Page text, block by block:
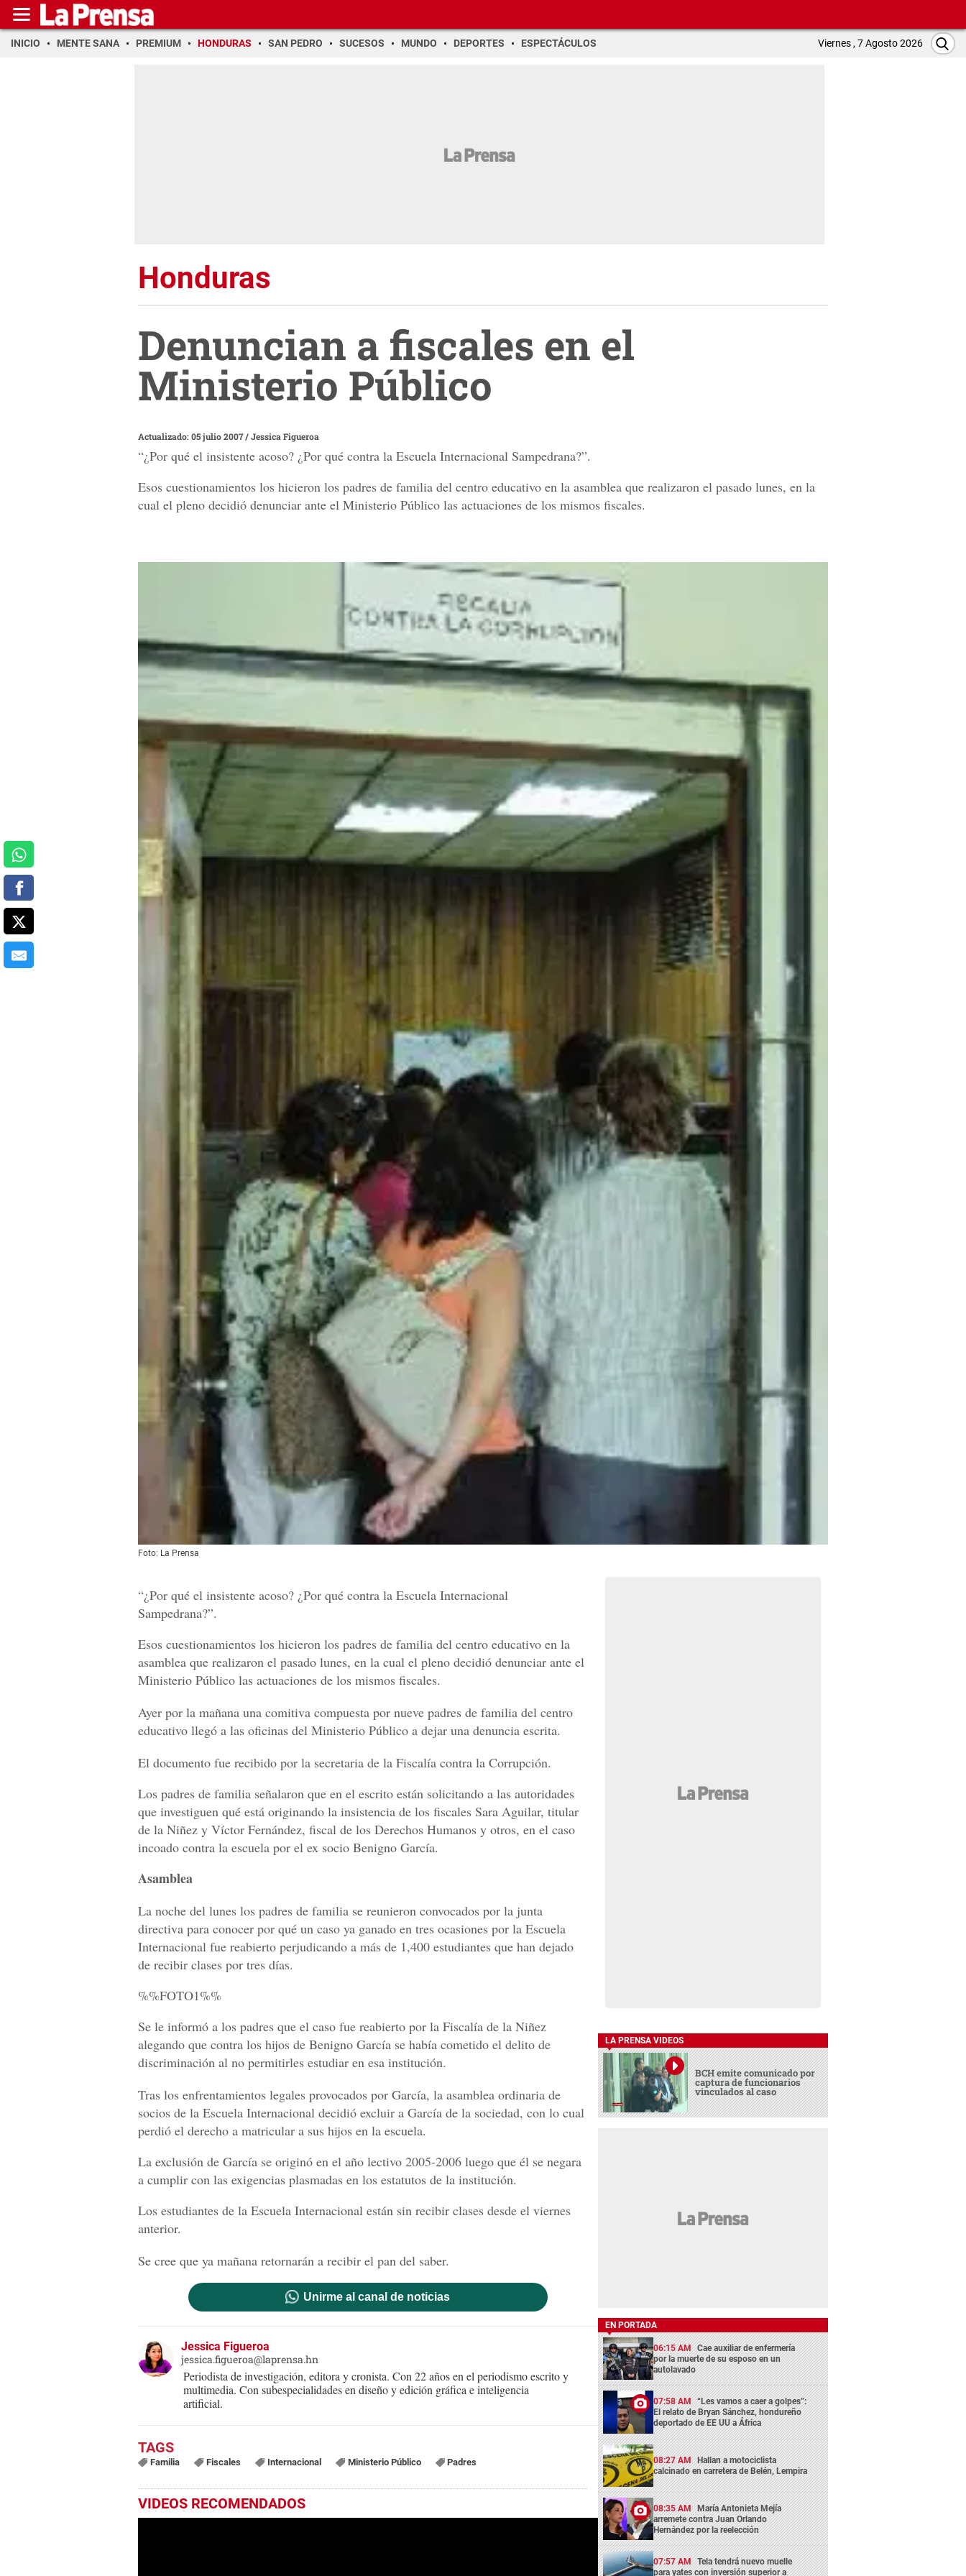
INICIO MENTE SANA PREMIUM HONDURAS SAN PEDRO SUCESOS MUNDO DEPORTES ESPECTÁCULOS Viernes , 7 Agosto 2026
Honduras
Denuncian a fiscales en el
Ministerio Público
Actualizado: 05 julio 2007/Jessica Figueroa
“¿Por qué el insistente acoso? ¿Por qué contra la Escuela Internacional Sampedrana?”.
Esos cuestionamientos los hicieron los padres de familia del centro educativo en la asamblea que realizaron el pasado lunes, en la
cual el pleno decidió denunciar ante el Ministerio Público las actuaciones de los mismos fiscales.
Foto: La Prensa
“¿Por qué el insistente acoso? ¿Por qué contra la Escuela Internacional
Sampedrana?”.
Esos cuestionamientos los hicieron los padres de familia del centro educativo en la
asamblea que realizaron el pasado lunes, en la cual el pleno decidió denunciar ante el
Ministerio Público las actuaciones de los mismos fiscales.
Ayer por la mañana una comitiva compuesta por nueve padres de familia del centro
educativo llegó a las oficinas del Ministerio Público a dejar una denuncia escrita.
El documento fue recibido por la secretaria de la Fiscalía contra la Corrupción.
Los padres de familia señalaron que en el escrito están solicitando a las autoridades
que investiguen qué está originando la insistencia de los fiscales Sara Aguilar, titular
de la Niñez y Víctor Fernández, fiscal de los Derechos Humanos y otros, en el caso
incoado contra la escuela por el ex socio Benigno García.
Asamblea
La noche del lunes los padres de familia se reunieron convocados por la junta
directiva para conocer por qué un caso ya ganado en tres ocasiones por la Escuela
Internacional fue reabierto perjudicando a más de 1,400 estudiantes que han dejado
de recibir clases por tres días.
%%FOTO1%%
Se le informó a los padres que el caso fue reabierto por la Fiscalía de la Niñez
alegando que contra los hijos de Benigno García se había cometido el delito de
discriminación al no permitirles estudiar en esa institución.
Tras los enfrentamientos legales provocados por García, la asamblea ordinaria de
socios de la Escuela Internacional decidió excluir a García de la sociedad, con lo cual
perdió el derecho a matricular a sus hijos en la escuela.
La exclusión de García se originó en el año lectivo 2005-2006 luego que él se negara
a cumplir con las exigencias plasmadas en los estatutos de la institución.
Los estudiantes de la Escuela Internacional están sin recibir clases desde el viernes
anterior.
Se cree que ya mañana retornarán a recibir el pan del saber.
Unirme al canal de noticias
Jessica Figueroa
jessica.figueroa@laprensa.hn
Periodista de investigación, editora y cronista. Con 22 años en el periodismo escrito y
multimedia. Con subespecialidades en diseño y edición gráfica e inteligencia
artificial.
Familia Fiscales Internacional Ministerio Público Padres
VIDEOS RECOMENDADOS
LA PRENSA VIDEOS
BCH emite comunicado por
captura de funcionarios
vinculados al caso
EN PORTADA
06:15 AM Cae auxiliar de enfermería
por la muerte de su esposo en un
autolavado
07:58 AM “Les vamos a caer a golpes”:
El relato de Bryan Sánchez, hondureño
deportado de EE UU a África
08:27 AM Hallan a motociclista
calcinado en carretera de Belén, Lempira
08:35 AM María Antonieta Mejía
arremete contra Juan Orlando
Hernández por la reelección
07:57 AM Tela tendrá nuevo muelle
para yates con inversión superior a